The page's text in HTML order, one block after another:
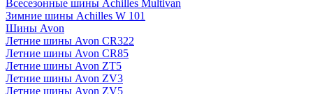
Всесезонные шины Achilles Multivan
Зимние шины Achilles W 101
Шины Avon
Летние шины Avon CR322
Летние шины Avon CR85
Летние шины Avon ZT5
Летние шины Avon ZV3
Летние шины Avon ZV5